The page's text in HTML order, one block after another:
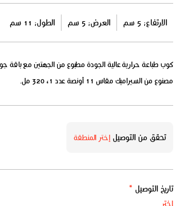
الارتفاع: 5 سم العرض: 5 سم الطول: 11 سم
كوب طباعة حرارية عالية الجودة مطبوع من الجهتين مع باقة
مصنوع من السيراميك مقاس 11 أونصة عدد 1، 320 مل.
تحقق من التوصيلإختر المنطقة
تاريخ التوصيل *